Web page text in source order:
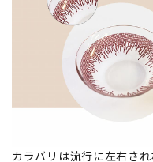
カラバリは流行に左右さ